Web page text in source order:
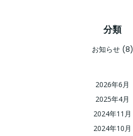
分類
お知らせ(8)
2026年6月
2025年4月
2024年11月
2024年10月